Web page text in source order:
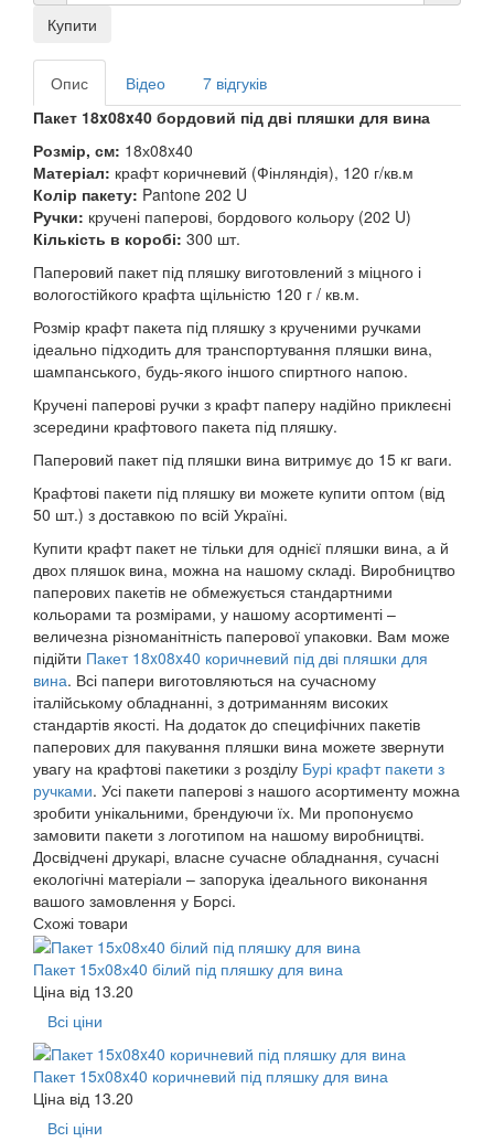
Купити
Опис Відео
7 відгуків
Пакет 18x08x40 бордовий під дві пляшки для вина
Розмір, см: 18х08x40
Матеріал: крафт коричневий (Фінляндія), 120 г/кв.м
Колір пакету: Pantone 202 U
Ручки: кручені паперові, бордового кольору (202 U)
Кількість в коробі: 300 шт.
Паперовий пакет під пляшку виготовлений з міцного і
вологостійкого крафта щільністю 120 г / кв.м.
Розмір крафт пакета під пляшку з крученими ручками
ідеально підходить для транспортування пляшки вина,
шампанського, будь-якого іншого спиртного напою.
Кручені паперові ручки з крафт паперу надійно приклеєні
зсередини крафтового пакета під пляшку.
Паперовий пакет під пляшки вина витримує до 15 кг ваги.
Крафтові пакети під пляшку ви можете купити оптом (від
50 шт.) з доставкою по всій Україні.
Купити крафт пакет не тільки для однієї пляшки вина, а й
двох пляшок вина, можна на нашому складі. Виробництво
паперових пакетів не обмежується стандартними
кольорами та розмірами, у нашому асортименті –
величезна різноманітність паперової упаковки. Вам може
підійти Пакет 18x08x40 коричневий під дві пляшки для
вина. Всі папери виготовляються на сучасному
італійському обладнанні, з дотриманням високих
стандартів якості. На додаток до специфічних пакетів
паперових для пакування пляшки вина можете звернути
увагу на крафтові пакетики з розділу Бурі крафт пакети з
ручками. Усі пакети паперові з нашого асортименту можна
зробити унікальними, брендуючи їх. Ми пропонуємо
замовити пакети з логотипом на нашому виробництві.
Досвідчені друкарі, власне сучасне обладнання, сучасні
екологічні матеріали – запорука ідеального виконання
вашого замовлення у Борсі.
Схожі товари
Пакет 15х08х40 білий під пляшку для вина
Ціна від 13.20
Всі ціни
Пакет 15x08x40 коричневий під пляшку для вина
Ціна від 13.20
Всі ціни